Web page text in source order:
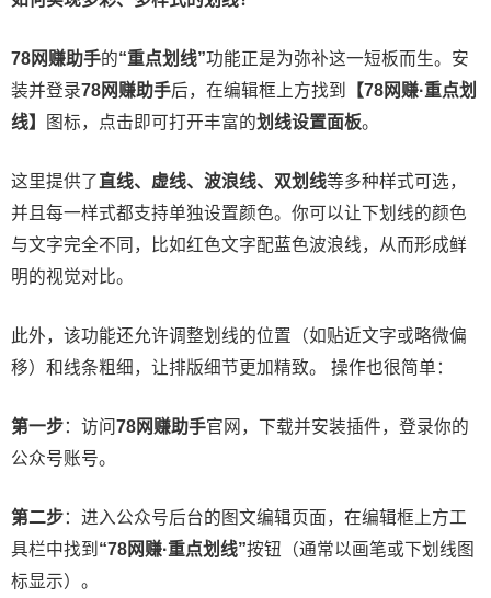
78网赚助手的“重点划线”功能正是为弥补这一短板而生。安
装并登录78网赚助手后，在编辑框上方找到
【78网赚·重点划
线】
图标，点击即可打开丰富的划线设置面板。
这里提供了直线、虚线、波浪线、双划线等多种样式可选，
并且每一样式都支持单独设置颜色。你可以让下划线的颜色
与文字完全不同，比如红色文字配蓝色波浪线，从而形成鲜
明的视觉对比。
此外，该功能还允许调整划线的位置（如贴近文字或略微偏
移）和线条粗细，让排版细节更加精致。 操作也很简单：
第一步：访问78网赚助手官网，下载并安装插件，登录你的
公众号账号。
第二步：进入公众号后台的图文编辑页面，在编辑框上方工
具栏中找到 “78网赚·重点划线”按钮（通常以画笔或下划线图
标显示）。